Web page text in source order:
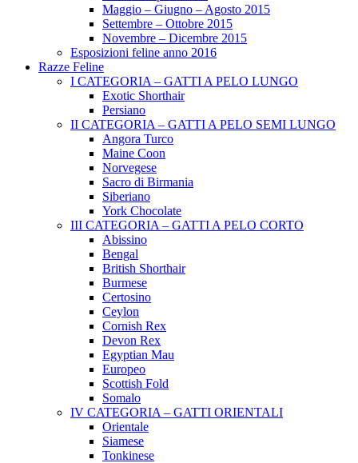
Maggio – Giugno – Agosto 2015
Settembre – Ottobre 2015
Novembre – Dicembre 2015
Esposizioni feline anno 2016
Razze Feline
I CATEGORIA – GATTI A PELO LUNGO
Exotic Shorthair
Persiano
II CATEGORIA – GATTI A PELO SEMI LUNGO
Angora Turco
Maine Coon
Norvegese
Sacro di Birmania
Siberiano
York Chocolate
III CATEGORIA – GATTI A PELO CORTO
Abissino
Bengal
British Shorthair
Burmese
Certosino
Ceylon
Cornish Rex
Devon Rex
Egyptian Mau
Europeo
Scottish Fold
Somalo
IV CATEGORIA – GATTI ORIENTALI
Orientale
Siamese
Tonkinese